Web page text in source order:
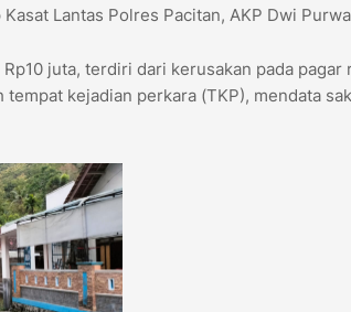
Kasat Lantas Polres Pacitan, AKP Dwi
juta, terdiri dari kerusakan pada
kejadian perkara (TKP), mendata